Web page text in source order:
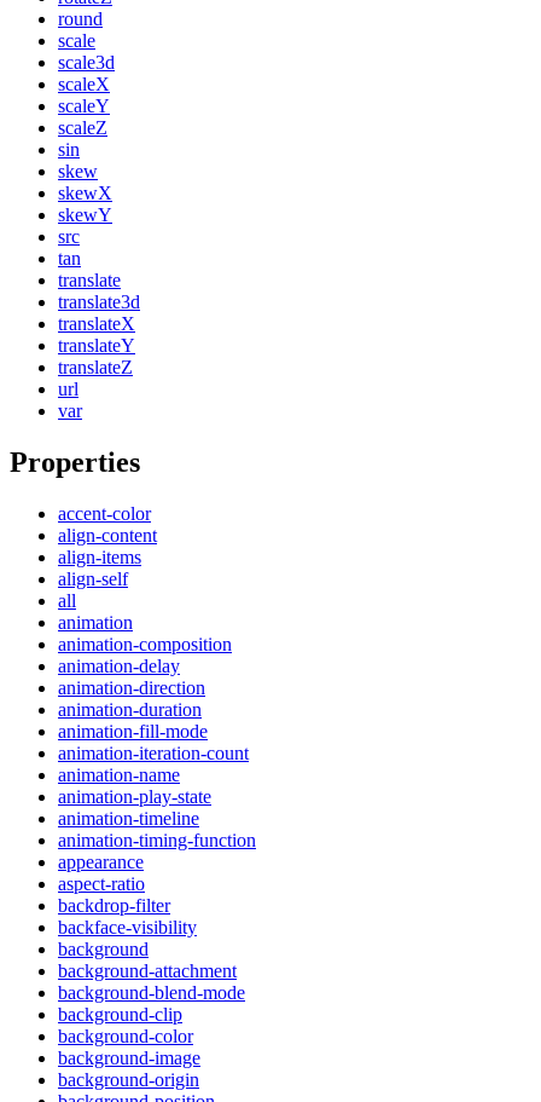
round
scale
scale3d
scaleX
scaleY
scaleZ
sin
skew
skewX
skewY
src
tan
translate
translate3d
translateX
translateY
translateZ
url
var
Properties
accent-color
align-content
align-items
align-self
all
animation
animation-composition
animation-delay
animation-direction
animation-duration
animation-fill-mode
animation-iteration-count
animation-name
animation-play-state
animation-timeline
animation-timing-function
appearance
aspect-ratio
backdrop-filter
backface-visibility
background
background-attachment
background-blend-mode
background-clip
background-color
background-image
background-origin